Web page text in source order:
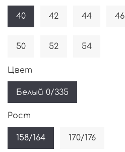
40 42 44 46
50 52 54
Цвет
Белый 0/335
Рост
158/164 170/176